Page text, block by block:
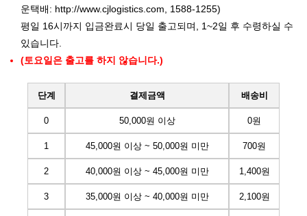
운택배: http://www.cjlogistics.com , 1588-1255)
평일 16시까지 입금완료시 당일 출고되며, 1~2일 후 수령하실 수
있습니다.
(토요일은 출고를 하지 않습니다.)
단계 결제금액 배송비
0 50,000원 이상 0원
1 45,000원 이상 ~ 50,000원 미만 700원
2 40,000원 이상 ~ 45,000원 미만 1,400원
3 35,000원 이상 ~ 40,000원 미만 2,100원